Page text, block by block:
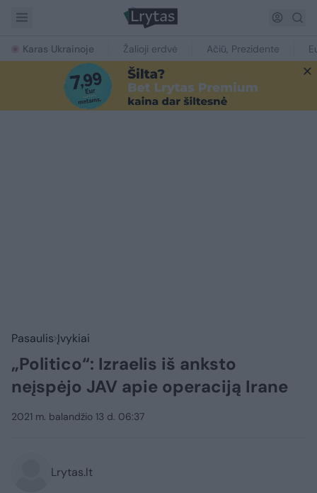
Karas Ukrainoje Žalioji erdvė Ačiū, Prezidente
Pasaulis Įvykiai
„Politico“: Izraelis iš anksto
neįspėjo JAV apie operaciją Irane
2021 m. balandžio 13 d. 06:37
Lrytas.lt